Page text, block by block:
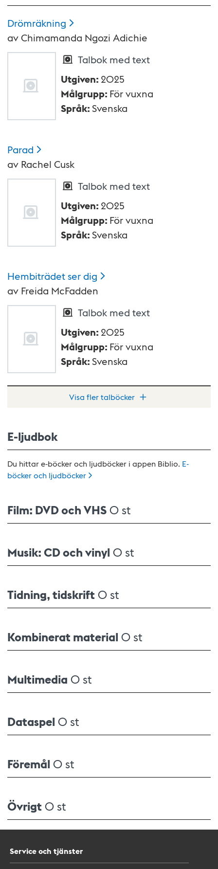
Drömräkning
avChimamanda Ngozi Adichie
Talbok med text
Utgiven: 2025
Målgrupp: För vuxna
Språk:Svenska
Parad
av Rachel Cusk
Talbok med text
Utgiven: 2025
Målgrupp: För vuxna
Språk:Svenska
Hembiträdet serdig
av Freida McFadden
Talbok med text
Utgiven: 2025
Målgrupp: För vuxna
Språk:Svenska
Visa fler talböcker
E-ljudbok
Du hittar e-böcker och ljudböcker i appen Biblio. E-
böcker och ljudböcker
Film: DVD och VHS0 st
Musik: CD och vinyl 0 st
Tidning, tidskrift 0 st
Kombinerat material 0 st
Multimedia 0 st
Dataspel 0 st
Föremål 0 st
Övrigt 0 st
Service och tjänster